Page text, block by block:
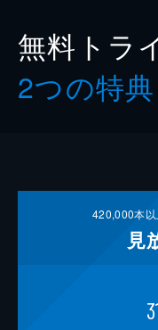
無料トラ
2つの特典
420,000本
見